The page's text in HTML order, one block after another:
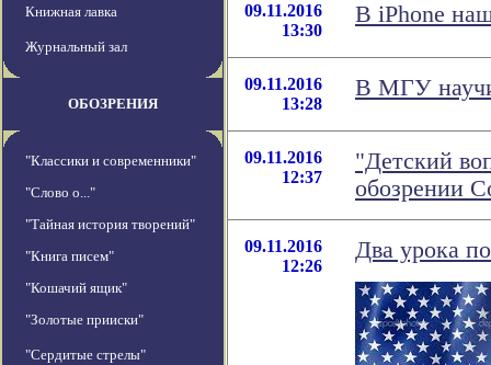
Книжная лавка
Журнальный зал
ОБОЗРЕНИЯ
"Классики и современники"
"Слово о..."
"Тайная история творений"
"Книга писем"
"Кошачий ящик"
"Золотые прииски"
"Сердитые стрелы"
09.11.2016
13:30
В iPhone
09.11.2016
13:28
В МГУ
09.11.2016
12:37
"Детский
обозрении
09.11.2016
12:26
Два урока